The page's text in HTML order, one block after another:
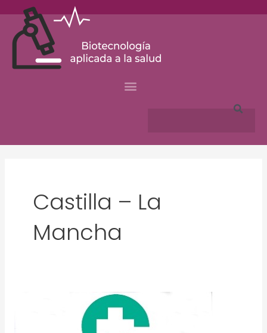
content
Search
Castilla – La
Mancha